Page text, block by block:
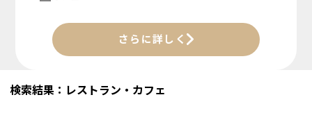
さらに詳しく
検索結果：レストラン・カフェ